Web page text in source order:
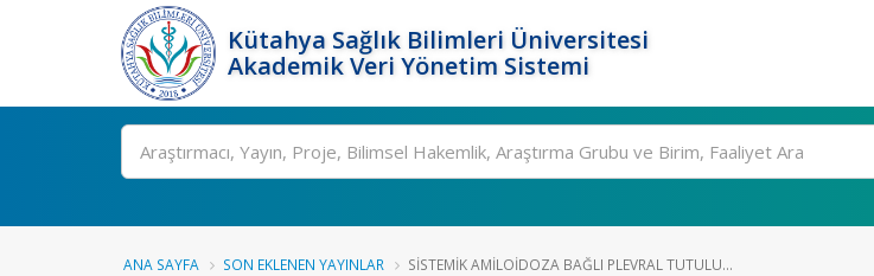
Kütahya Sağlık Bilimleri Üniversitesi
Akademik Veri Yönetim Sistemi
Ara
ANA SAYFA SON EKLENEN YAYINLAR SISTEMIK AMILOIDOZA BAĞLI PLEVRAL TUTULU...